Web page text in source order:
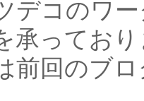
デコのワ
承ってお
前回のブ